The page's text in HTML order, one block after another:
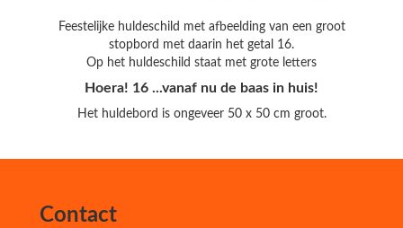
Feestelijke huldeschild met afbeelding van een groot
stopbord met daarin het getal 16.
Op het huldeschild staat met grote letters
Hoera! 16 ...vanaf nu de baas in huis!
Het huldebord is ongeveer 50 x 50 cm groot.
Contact